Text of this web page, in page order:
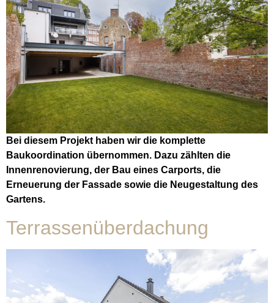
Bei diesem Projekt haben wir die komplette
Baukoordination übernommen. Dazu zählten die
Innenrenovierung, der Bau eines Carports, die
Erneuerung der Fassade sowie die Neugestaltung des
Gartens.
Terrassenüberdachung